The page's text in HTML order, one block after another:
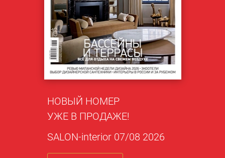
НОВЫЙ НОМЕР
УЖЕ В ПРОДАЖЕ!
SALON-interior 07/08 2026